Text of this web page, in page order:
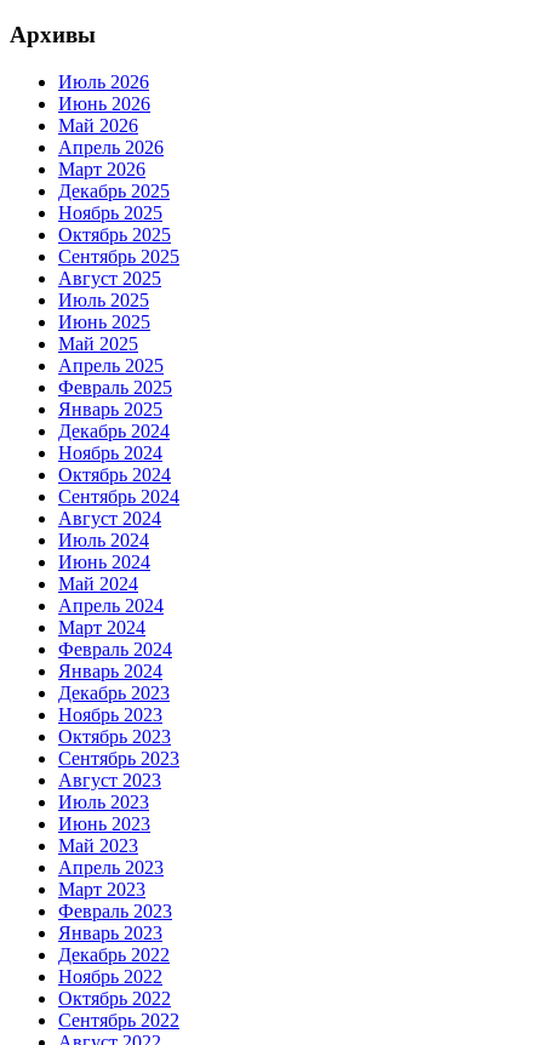
Архивы
Июль 2026
Июнь 2026
Май 2026
Апрель 2026
Март 2026
Декабрь 2025
Ноябрь 2025
Октябрь 2025
Сентябрь 2025
Август 2025
Июль 2025
Июнь 2025
Май 2025
Апрель 2025
Февраль 2025
Январь 2025
Декабрь 2024
Ноябрь 2024
Октябрь 2024
Сентябрь 2024
Август 2024
Июль 2024
Июнь 2024
Май 2024
Апрель 2024
Март 2024
Февраль 2024
Январь 2024
Декабрь 2023
Ноябрь 2023
Октябрь 2023
Сентябрь 2023
Август 2023
Июль 2023
Июнь 2023
Май 2023
Апрель 2023
Март 2023
Февраль 2023
Январь 2023
Декабрь 2022
Ноябрь 2022
Октябрь 2022
Сентябрь 2022